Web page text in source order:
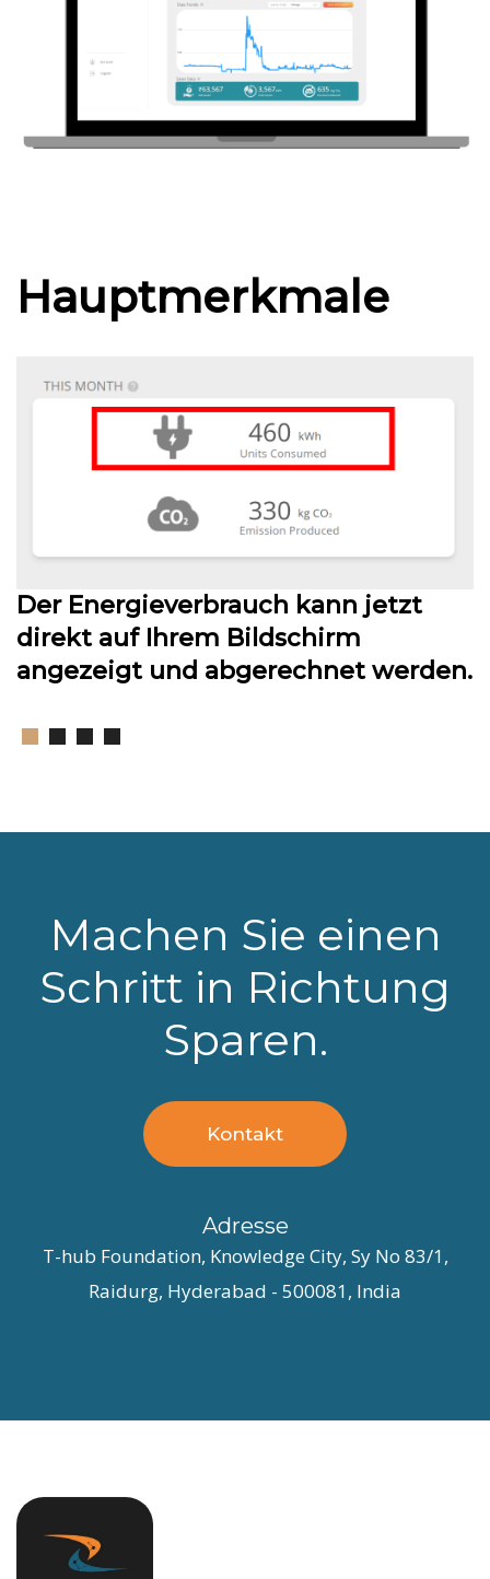
Hauptmerkmale
Der Energieverbrauch kann jetzt
direkt auf Ihrem Bildschirm
angezeigt und abgerechnet werden.
Machen Sie einen
Schritt in Richtung
Sparen.
Kontakt
Adresse
T-hub Foundation, Knowledge City, Sy No 83/1,
Raidurg, Hyderabad - 500081, India